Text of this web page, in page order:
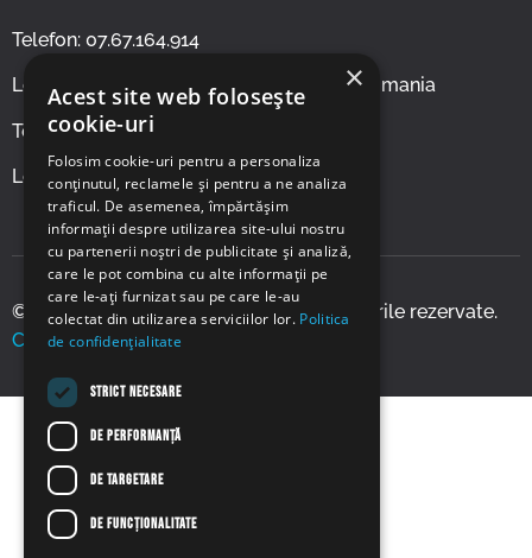
Telefon: 07.67.164.914
Locaţie: Strada Morii 2, 907085 Corbu, Romania
Telefon: 07.77.112.372
Locație: Frigoriferului Nr 6, Sibiu
© 2026 Gheata la mal S.R.L. Toate drepturile rezervate.
Creat de Global Marketing – IT
×
Acest site web folosește
cookie-uri
Folosim cookie-uri pentru a personaliza
conținutul, reclamele și pentru a ne analiza
traficul. De asemenea, împărtășim
informații despre utilizarea site-ului nostru
cu partenerii noștri de publicitate și analiză,
care le pot combina cu alte informații pe
care le-ați furnizat sau pe care le-au
colectat din utilizarea serviciilor lor. Politica
de confidențialitate
STRICT NECESARE
DE PERFORMANȚĂ
DE TARGETARE
DE FUNCŢIONALITATE